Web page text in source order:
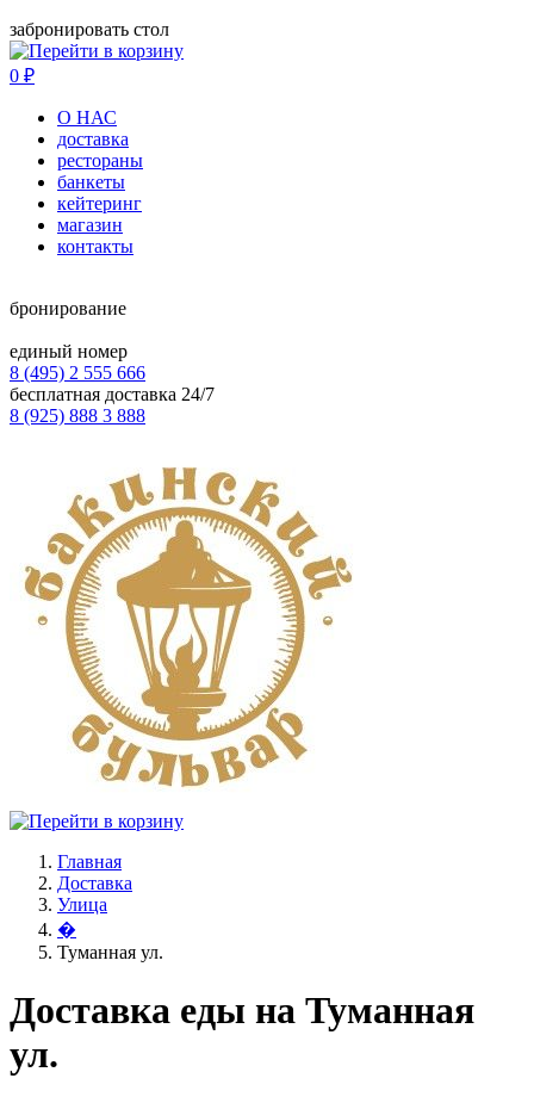
забронировать стол
0 ₽
О НАС
доставка
рестораны
банкеты
кейтеринг
магазин
контакты
бронирование
единый номер
8 (495) 2 555 666
бесплатная доставка 24/7
8 (925) 888 3 888
Главная
Доставка
Улица
�
Туманная ул.
Доставка еды на Туманная
ул.